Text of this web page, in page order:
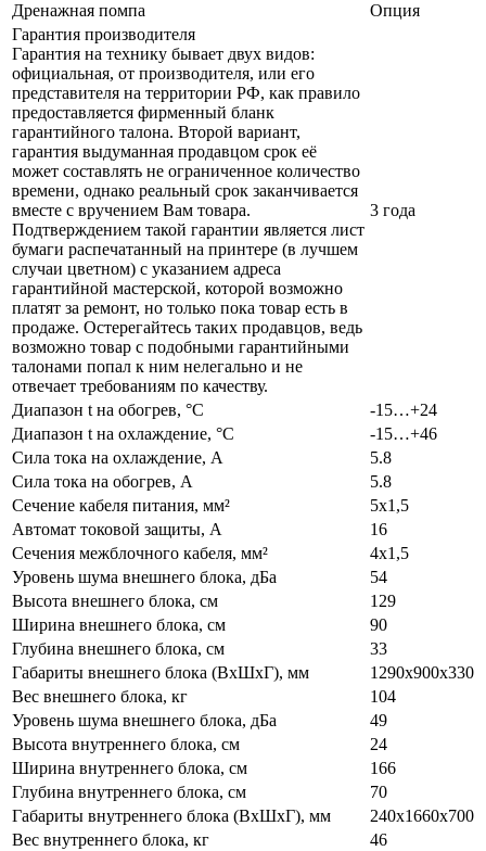
Дренажная помпа
Опция
Гарантия производителя
Гарантия на технику бывает двух видов:
официальная, от производителя, или его
представителя на территории РФ, как правило
предоставляется фирменный бланк
гарантийного талона. Второй вариант,
гарантия выдуманная продавцом срок её
может составлять не ограниченное количество
времени, однако реальный срок заканчивается
вместе с вручением Вам товара.
Подтверждением такой гарантии является лист
бумаги распечатанный на принтере (в лучшем
случаи цветном) с указанием адреса
гарантийной мастерской, которой возможно
платят за ремонт, но только пока товар есть в
продаже. Остерегайтесь таких продавцов, ведь
возможно товар с подобными гарантийными
талонами попал к ним нелегально и не
отвечает требованиям по качеству.
3 года
Диапазон t на обогрев, °С
-15…+24
Диапазон t на охлаждение, °С
-15…+46
Сила тока на охлаждение, А
5.8
Сила тока на обогрев, А
5.8
Сечение кабеля питания, мм²
5x1,5
Автомат токовой защиты, А
16
Сечения межблочного кабеля, мм²
4x1,5
Уровень шума внешнего блока, дБа
54
Высота внешнего блока, см
129
Ширина внешнего блока, см
90
Глубина внешнего блока, см
33
Габариты внешнего блока (ВхШхГ), мм
1290x900x330
Вес внешнего блока, кг
104
Уровень шума внешнего блока, дБа
49
Высота внутреннего блока, см
24
Ширина внутреннего блока, см
166
Глубина внутреннего блока, см
70
Габариты внутреннего блока (ВхШхГ), мм
240х1660х700
Вес внутреннего блока, кг
46